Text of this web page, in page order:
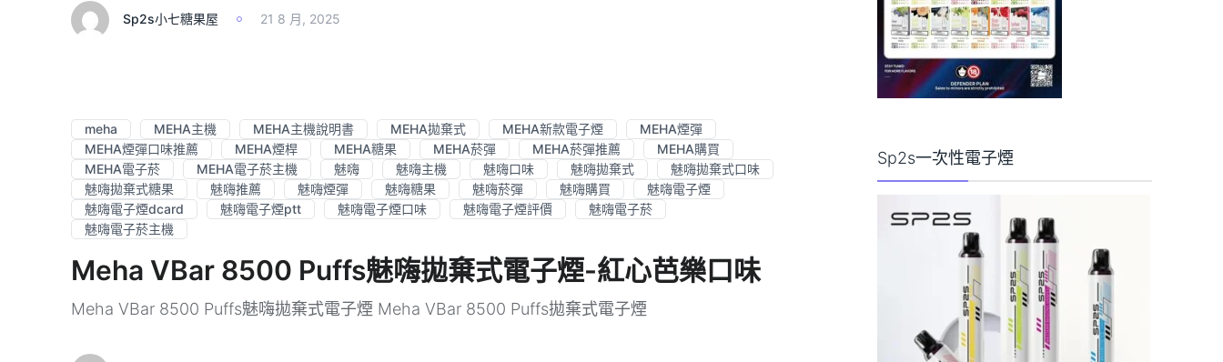
Sp2s小七糖果屋 21 8 月, 2025
meha MEHA主機 MEHA主機說明書 MEHA拋棄式 MEHA新款電子煙
MEHA煙彈
MEHA煙彈口味推薦
MEHA煙桿 MEHA糖果 MEHA菸彈 MEHA菸彈推薦
MEHA購買
MEHA電子菸
MEHA電子菸主機 魅嗨 魅嗨主機 魅嗨口味 魅嗨拋棄式
魅嗨拋棄式口味
魅嗨拋棄式糖果
魅嗨推薦 魅嗨煙彈 魅嗨糖果 魅嗨菸彈 魅嗨購買
魅嗨電子煙
魅嗨電子煙dcard
魅嗨電子煙ptt 魅嗨電子煙口味 魅嗨電子煙評價
魅嗨電子菸
魅嗨電子菸主機
Meha VBar 8500 Puffs魅嗨拋棄式電子煙-紅心芭樂口味
Meha VBar 8500 Puffs魅嗨拋棄式電子煙 Meha VBar 8500 Puffs拋棄式電子煙
Sp2s一次性電子煙